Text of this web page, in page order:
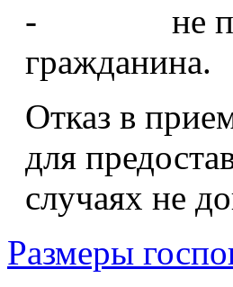
- не
гражданина.
Отказ в
для
случаях не
Размеры